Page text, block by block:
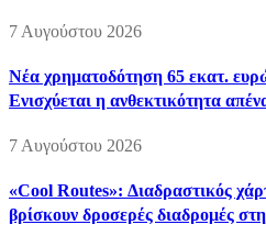
7 Αυγούστου 2026
Νέα χρηματοδότηση 65 εκατ.
Ενισχύεται η ανθεκτικότητα
7 Αυγούστου 2026
«Cool Routes»: Διαδραστικός
βρίσκουν δροσερές διαδρομές